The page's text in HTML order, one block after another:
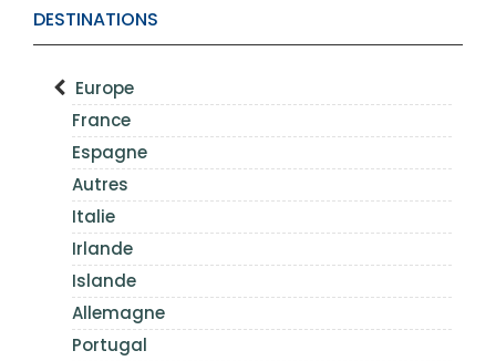
DESTINATIONS
Europe
France
Espagne
Autres
Italie
Irlande
Islande
Allemagne
Portugal